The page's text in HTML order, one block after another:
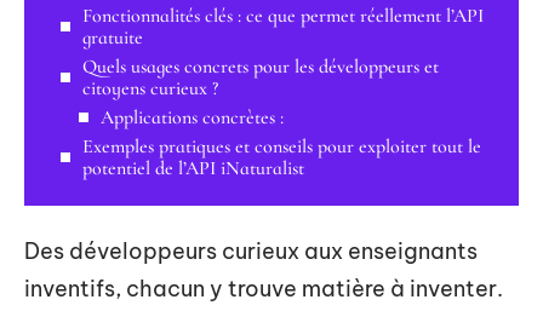
Fonctionnalités clés : ce que permet réellement l’API
gratuite
Quels usages concrets pour les développeurs et
citoyens curieux ?
Applications concrètes :
Exemples pratiques et conseils pour exploiter tout le
potentiel de l’API iNaturalist
Des développeurs curieux aux enseignants
inventifs, chacun y trouve matière à inventer.